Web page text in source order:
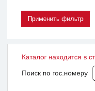
Каталог находится в
Поиск по гос.номеру